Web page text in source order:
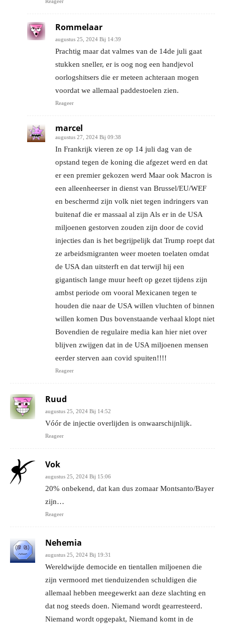
Rommelaar
augustus 25, 2024 Bij 14:39
Prachtig maar dat valmes van de 14de juli gaat
stukken sneller, er is oog nog een handjevol
oorlogshitsers die er meteen achteraan mogen
voordat we allemaal paddestoelen zien.
Reageer
marcel
augustus 27, 2024 Bij 09:38
In Frankrijk vieren ze op 14 juli dag van de
opstand tegen de koning die afgezet werd en dat
er een premier gekozen werd Maar ook Macron is
een alleenheerser in dienst van Brussel/EU/WEF
en beschermd zijn volk niet tegen indringers van
buitenaf die er massaal al zijn Als er in de USA
miljoenen gestorven zouden zijn door de covid
injecties dan is het begrijpelijk dat Trump roept dat
ze arbeidsmigranten weer moeten toelaten omdat
de USA dan uitsterft en dat terwijl hij een
gigantisch lange muur heeft op gezet tijdens zijn
ambst periode om vooral Mexicanen tegen te
houden die naar de USA willen vluchten of binnen
willen komen Dus bovenstaande verhaal klopt niet
Bovendien de regulaire media kan hier niet over
blijven zwijgen dat in de USA miljoenen mensen
eerder sterven aan covid spuiten!!!!
Reageer
Ruud
augustus 25, 2024 Bij 14:52
Vóór de injectie overlijden is onwaarschijnlijk.
Reageer
Vok
augustus 25, 2024 Bij 15:06
20% onbekend, dat kan dus zomaar Montsanto/Bayer
zijn…
Reageer
Nehemia
augustus 25, 2024 Bij 19:31
Wereldwijde democide en tientallen miljoenen die
zijn vermoord met tienduizenden schuldigen die
allemaal hebben meegewerkt aan deze slachting en
dat nog steeds doen. Niemand wordt gearresteerd.
Niemand wordt opgepakt, Niemand komt in de